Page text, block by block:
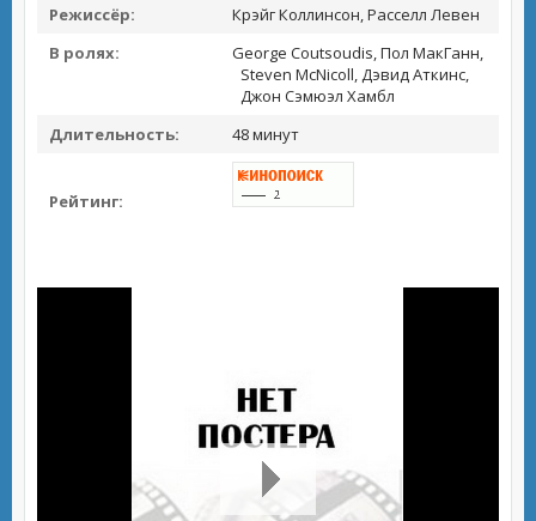
Режиссёр:
Крэйг Коллинсон, Расселл Левен
В ролях:
George Coutsoudis, Пол МакГанн,
Steven McNicoll, Дэвид Аткинс,
Джон Сэмюэл Хамбл
Длительность:
48 минут
Рейтинг: